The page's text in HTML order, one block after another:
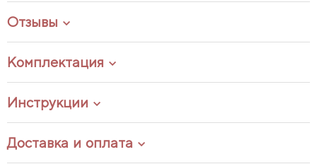
Отзывы
Комплектация
Инструкции
Доставка и оплата